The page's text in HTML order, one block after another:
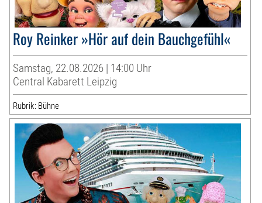
Roy Reinker »Hör auf dein Bauchgefühl«
Samstag, 22.08.2026 | 14:00 Uhr
Central Kabarett Leipzig
Rubrik: Bühne